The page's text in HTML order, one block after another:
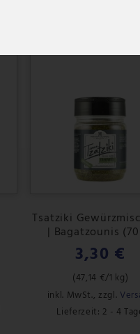
Tsatziki
| Bagatzounis
3,30 €
(47,14 €/1 kg)
inkl. MwSt., zzgl.
Lieferzeit: 2 - 4